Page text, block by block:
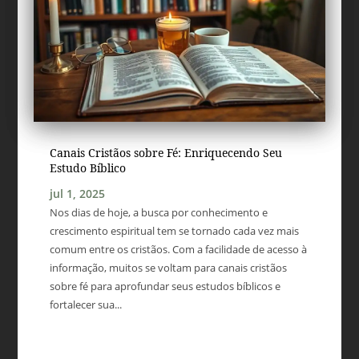
Canais Cristãos sobre Fé: Enriquecendo Seu
Estudo Bíblico
jul 1, 2025
Nos dias de hoje, a busca por conhecimento e
crescimento espiritual tem se tornado cada vez mais
comum entre os cristãos. Com a facilidade de acesso à
informação, muitos se voltam para canais cristãos
sobre fé para aprofundar seus estudos bíblicos e
fortalecer sua...